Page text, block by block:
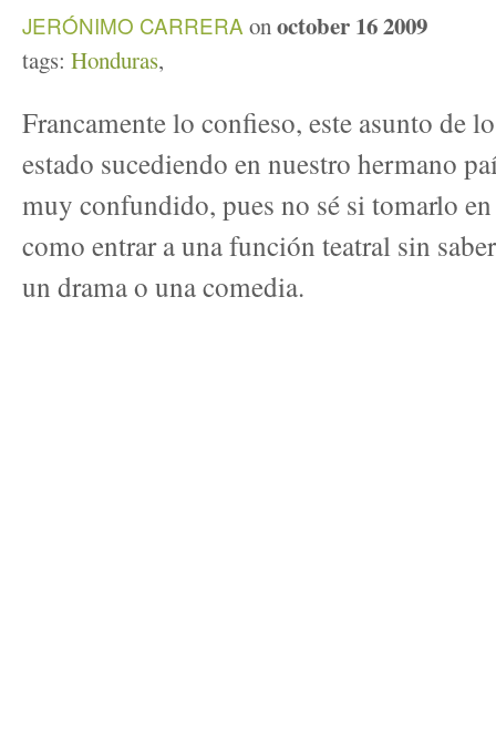
JERÓNIMO CARRERA onoctober 16 2009
tags: Honduras,
Francamente lo confieso, este asunto de
estado sucediendo en nuestro hermano
muy confundido, pues no sé si tomarlo
como entrar a una función teatral sin
un drama o una comedia.